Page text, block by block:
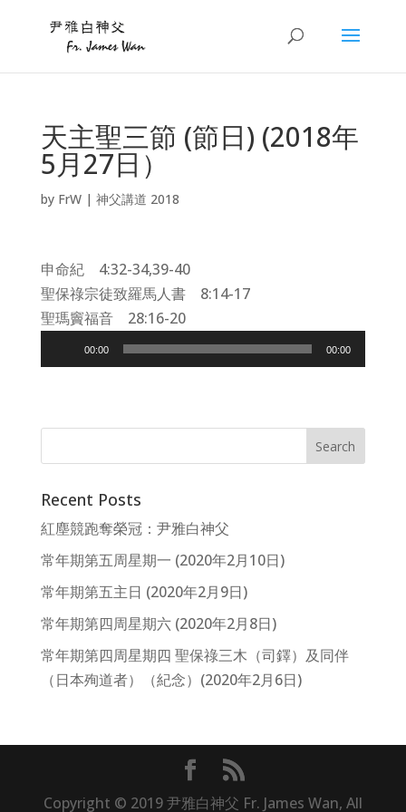
天主聖三節 (節日) (2018年
5月27日）
by FrW| 神父講道 2018
申命紀 4:32-34,39-40
聖保祿宗徒致羅馬人書 8:14-17
聖瑪竇福音 28:16-20
Player
00:00 00:00
Recent Posts
紅塵競跑奪榮冠：尹雅白神父
常年期第五周星期一 (2020年2月10日)
常年期第五主日 (2020年2月9日)
常年期第四周星期六 (2020年2月8日)
常年期第四周星期四 聖保祿三木（司鐸）及同伴
（日本殉道者）（紀念）(2020年2月6日)
Copyright © 2019 尹雅白神父 Fr. James Wan, All